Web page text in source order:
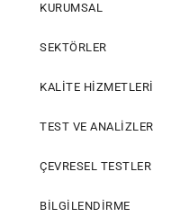
KURUMSAL
SEKTÖRLER
KALITE HIZMETLERI
TEST VE ANALIZLER
ÇEVRESEL TESTLER
BILGILENDIRME